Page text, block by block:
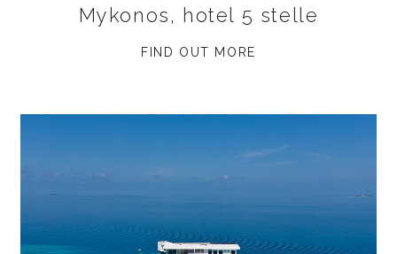
Mykonos, hotel 5 stelle
FIND OUT MORE